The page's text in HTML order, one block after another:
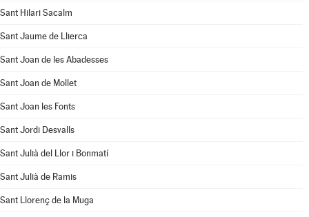
Sant Hilari Sacalm
Sant Jaume de Llierca
Sant Joan de les Abadesses
Sant Joan de Mollet
Sant Joan les Fonts
Sant Jordi Desvalls
Sant Julià del Llor i Bonmatí
Sant Julià de Ramis
Sant Llorenç de la Muga